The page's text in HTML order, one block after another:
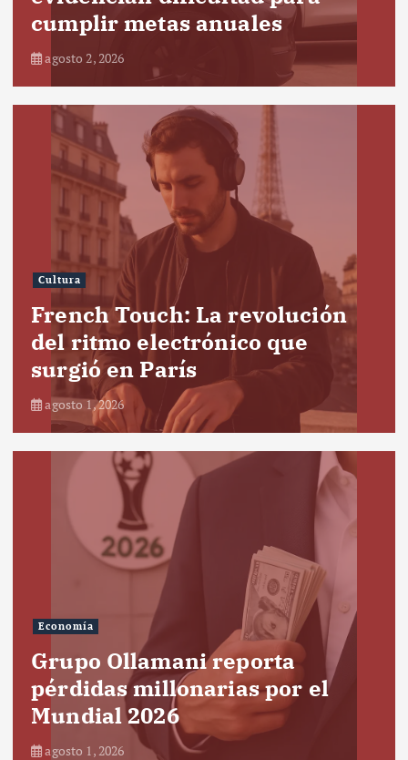
cumplir metas anuales
agosto 2, 2026
Cultura
French Touch: La revolución
del ritmo electrónico que
surgió en París
agosto 1, 2026
Economía
Grupo Ollamani reporta
pérdidas millonarias por el
Mundial 2026
agosto 1, 2026